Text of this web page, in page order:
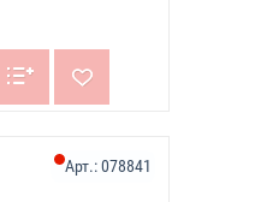
Арт.:078841